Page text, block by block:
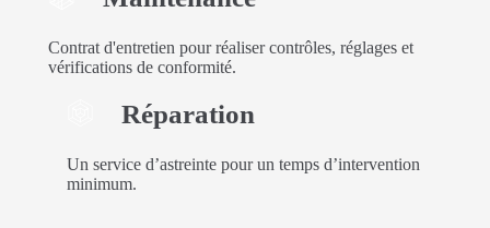
Contrat d'entretien pour réaliser contrôles, réglages et
vérifications de conformité.
Réparation
Un service d’astreinte pour un temps d’intervention
minimum.